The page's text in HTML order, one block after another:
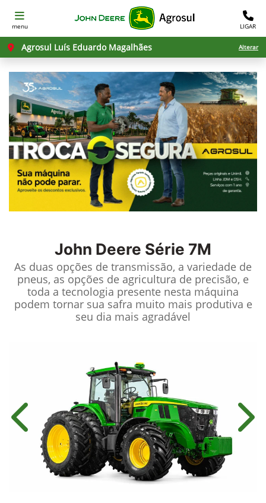
menu LIGAR
Agrosul Luís Eduardo Magalhães Alterar
John Deere Série 7M
As duas opções de transmissão, a variedade de
pneus, as opções de agricultura de precisão, e
toda a tecnologia presente nesta máquina
podem tornar sua safra muito mais produtiva e
seu dia mais agradável
Anterior